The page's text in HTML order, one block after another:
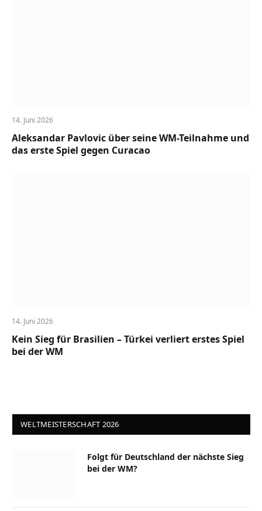
14. Juni 2026
Aleksandar Pavlovic über seine WM-Teilnahme und
das erste Spiel gegen Curacao
14. Juni 2026
Kein Sieg für Brasilien – Türkei verliert erstes Spiel
bei der WM
WELTMEISTERSCHAFT 2026
Folgt für Deutschland der nächste Sieg
bei der WM?